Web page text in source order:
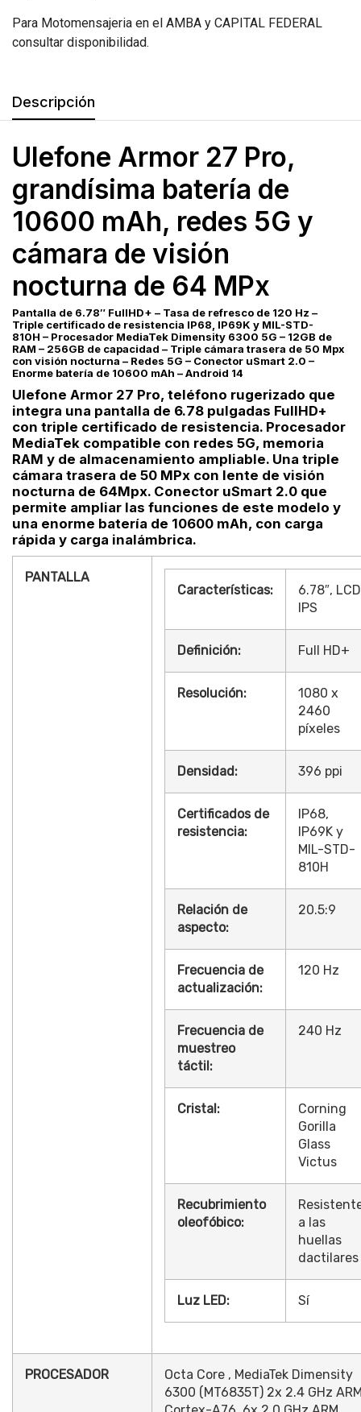
Para Motomensajeria en el AMBA y CAPITAL FEDERAL
consultar disponibilidad.
Descripción
Ulefone Armor 27 Pro,
grandísima batería de
10600 mAh, redes 5G y
cámara de visión
nocturna de 64 MPx
Pantalla de 6.78″ FullHD+ – Tasa de refresco de 120 Hz –
Triple certificado de resistencia IP68, IP69K y MIL-STD-
810H – Procesador MediaTek Dimensity 6300 5G – 12GB de
RAM – 256GB de capacidad – Triple cámara trasera de 50 Mpx
con visión nocturna – Redes 5G – Conector uSmart 2.0 –
Enorme batería de 10600 mAh – Android 14
Ulefone Armor 27 Pro, teléfono rugerizado que
integra una pantalla de 6.78 pulgadas FullHD+
con triple certificado de resistencia. Procesador
MediaTek compatible con redes 5G, memoria
RAM y de almacenamiento ampliable. Una triple
cámara trasera de 50 MPx con lente de visión
nocturna de 64Mpx. Conector uSmart 2.0 que
permite ampliar las funciones de este modelo y
una enorme batería de 10600 mAh, con carga
rápida y carga inalámbrica.
PANTALLA
Características:
6.78″, LCD
IPS
Definición: Full HD+
Resolución:
1080 x
2460
píxeles
Densidad: 396 ppi
Certificados de
resistencia:
IP68,
IP69K y
MIL-STD-
810H
Relación de
aspecto:
20.5:9
Frecuencia de
actualización:
120 Hz
Frecuencia de
muestreo
táctil:
240 Hz
Cristal:
Corning
Gorilla
Glass
Victus
Recubrimiento
oleofóbico:
a las
huellas
dactilares
Luz LED: Sí
PROCESADOR
Octa Core , MediaTek Dimensity
6300 (MT6835T) 2x 2.4 GHz